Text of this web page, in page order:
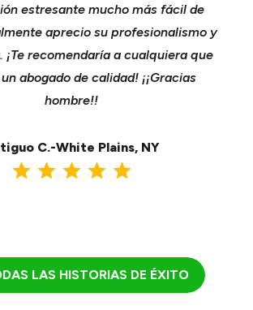
estresante mucho más fácil de
aprecio su profesionalismo y
¡Te recomendaría a cualquiera que
abogado de calidad! ¡¡Gracias
hombre!!
C.-White Plains, NY
LAS HISTORIAS DE ÉXITO